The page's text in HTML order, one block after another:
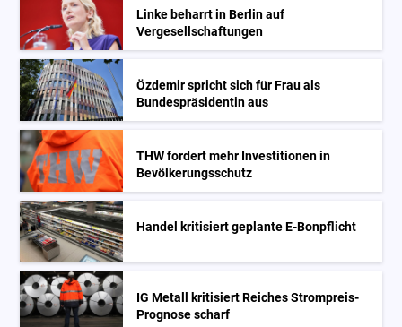
Linke beharrt in Berlin auf
Vergesellschaftungen
Özdemir spricht sich für Frau als
Bundespräsidentin aus
THW fordert mehr Investitionen in
Bevölkerungsschutz
Handel kritisiert geplante E-Bonpflicht
IG Metall kritisiert Reiches Strompreis-
Prognose scharf